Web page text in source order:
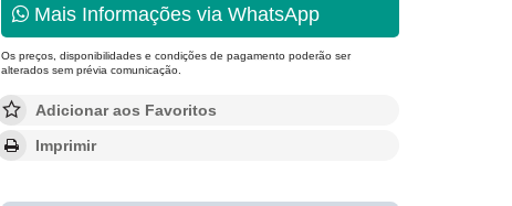
Mais Informações via WhatsApp
Os preços, disponibilidades e condições de pagamento poderão ser
alterados sem prévia comunicação.
Adicionar aos Favoritos
Imprimir